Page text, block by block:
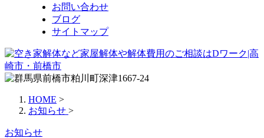
お問い合わせ
ブログ
サイトマップ
HOME >
お知らせ >
お知らせ